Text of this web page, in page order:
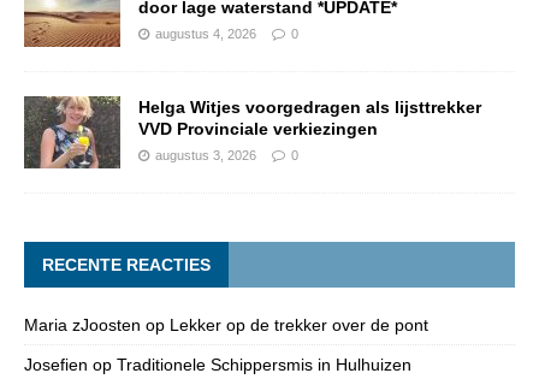
door lage waterstand *UPDATE*
augustus 4, 2026 0
Helga Witjes voorgedragen als lijsttrekker
VVD Provinciale verkiezingen
augustus 3, 2026 0
RECENTE REACTIES
Maria zJoosten op Lekker op de trekker over de pont
Josefien op Traditionele Schippersmis in Hulhuizen